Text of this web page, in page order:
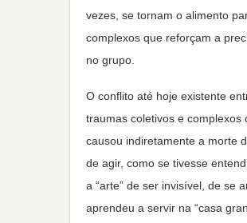
vezes, se tornam o alimento
complexos que reforçam a
no grupo.
O conflito até hoje existente
traumas coletivos e
causou indiretamente a morte
de agir, como se tivesse
a “arte” de ser invisível, de se
aprendeu a servir na “casa